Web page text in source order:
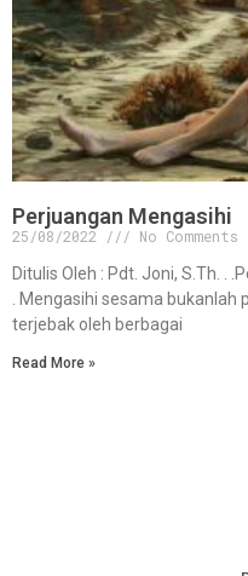
Perjuangan Mengasihi
25/08/2022
No Comments
Ditulis Oleh : Pdt. Joni, S.Th. .
. Mengasihi sesama
terjebak oleh berbagai
Read More »